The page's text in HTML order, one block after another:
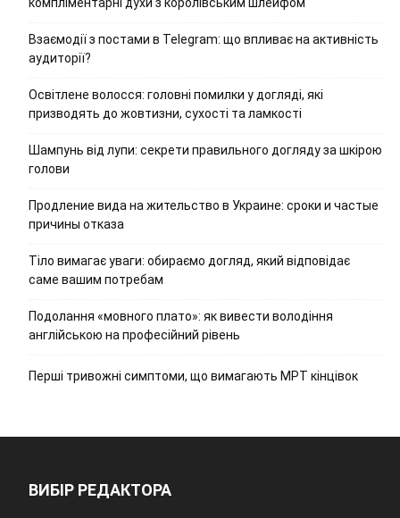
Взаємодії з постами в Telegram: що впливає на активність
аудиторії?
Освітлене волосся: головні помилки у догляді, які
призводять до жовтизни, сухості та ламкості
Шампунь від лупи: секрети правильного догляду за шкірою
голови
Продление вида на жительство в Украине: сроки и частые
причины отказа
Тіло вимагає уваги: обираємо догляд, який відповідає
саме вашим потребам
Подолання «мовного плато»: як вивести володіння
англійською на професійний рівень
Перші тривожні симптоми, що вимагають МРТ кінцівок
ВИБІР РЕДАКТОРА